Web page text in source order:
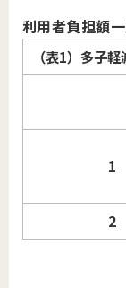
利用者負担額
（表1）多子
1
2